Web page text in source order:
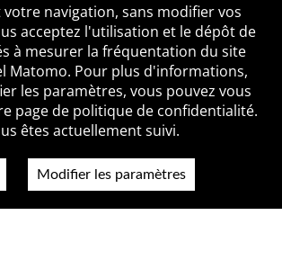
Toutes les BiblioAlertes
? Mentions légales
Accessibilité
de confidentialité
Contact
navigation, sans modifier vos
acceptez l'utilisation et le dépôt de
à mesurer la fréquentation du site
Matomo. Pour plus d'informations,
les paramètres, vous pouvez vous
page de politique de confidentialité.
êtes actuellement suivi.
Modifier les paramètres